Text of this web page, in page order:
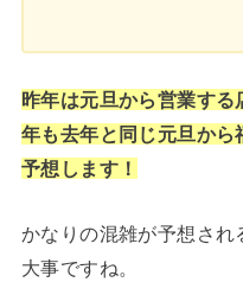
昨年は元旦から営業す
年も去年と同じ元旦から
予想します！
かなりの混雑が予想さ
大事ですね。